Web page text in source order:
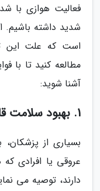
شدید داشته
است که علت این
مطالعه کنید تا با
آشنا شوید:
1. بهبود سلامت قلب و عروق
بسیاری از پزشکان،
عروقی یا افرادی که
دارند، توصیه می